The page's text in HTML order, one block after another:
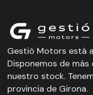
Gestió Motors está
Disponemos de más
nuestro stock.
provincia de Girona.